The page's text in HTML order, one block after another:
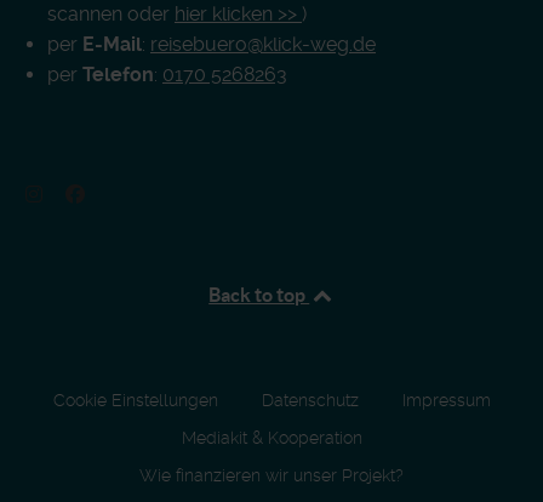
scannen oder hier klicken >> )
per E-Mail: reisebuero@klick-weg.de
per Telefon: 0170 5268263
Back to top
Cookie Einstellungen Datenschutz
Impressum
Mediakit & Kooperation
Wie finanzieren wir unser Projekt?